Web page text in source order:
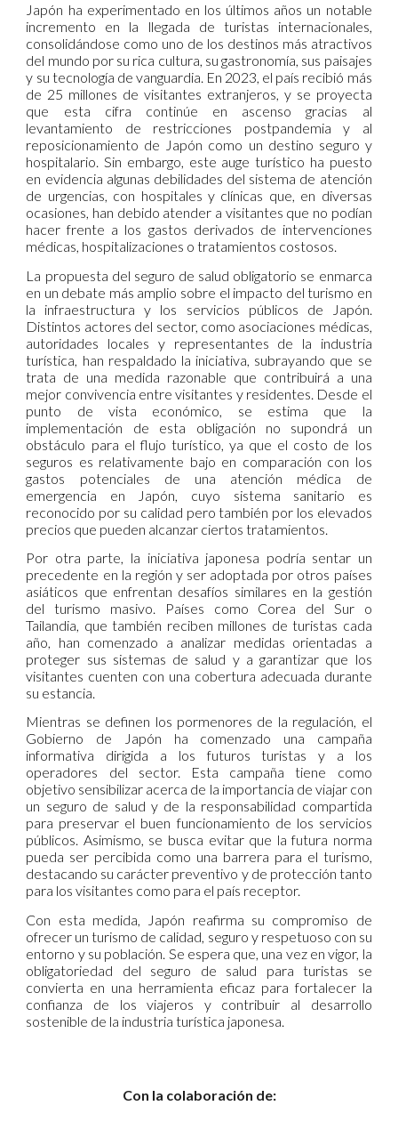
Japón ha experimentado en los últimos años un notable
incremento en la llegada de turistas internacionales,
consolidándose como uno de los destinos más atractivos
del mundo por su rica cultura, su gastronomía, sus paisajes
y su tecnología de vanguardia. En 2023, el país recibió más
de 25 millones de visitantes extranjeros, y se proyecta
que esta cifra continúe en ascenso gracias al
levantamiento de restricciones postpandemia y al
reposicionamiento de Japón como un destino seguro y
hospitalario. Sin embargo, este auge turístico ha puesto
en evidencia algunas debilidades del sistema de atención
de urgencias, con hospitales y clínicas que, en diversas
ocasiones, han debido atender a visitantes que no podían
hacer frente a los gastos derivados de intervenciones
médicas, hospitalizaciones o tratamientos costosos.
La propuesta del seguro de salud obligatorio se enmarca
en un debate más amplio sobre el impacto del turismo en
la infraestructura y los servicios públicos de Japón.
Distintos actores del sector, como asociaciones médicas,
autoridades locales y representantes de la industria
turística, han respaldado la iniciativa, subrayando que se
trata de una medida razonable que contribuirá a una
mejor convivencia entre visitantes y residentes. Desde el
punto de vista económico, se estima que la
implementación de esta obligación no supondrá un
obstáculo para el flujo turístico, ya que el costo de los
seguros es relativamente bajo en comparación con los
gastos potenciales de una atención médica de
emergencia en Japón, cuyo sistema sanitario es
reconocido por su calidad pero también por los elevados
precios que pueden alcanzar ciertos tratamientos.
Por otra parte, la iniciativa japonesa podría sentar un
precedente en la región y ser adoptada por otros países
asiáticos que enfrentan desafíos similares en la gestión
del turismo masivo. Países como Corea del Sur o
Tailandia, que también reciben millones de turistas cada
año, han comenzado a analizar medidas orientadas a
proteger sus sistemas de salud y a garantizar que los
visitantes cuenten con una cobertura adecuada durante
su estancia.
Mientras se definen los pormenores de la regulación, el
Gobierno de Japón ha comenzado una campaña
informativa dirigida a los futuros turistas y a los
operadores del sector. Esta campaña tiene como
objetivo sensibilizar acerca de la importancia de viajar con
un seguro de salud y de la responsabilidad compartida
para preservar el buen funcionamiento de los servicios
públicos. Asimismo, se busca evitar que la futura norma
pueda ser percibida como una barrera para el turismo,
destacando su carácter preventivo y de protección tanto
para los visitantes como para el país receptor.
Con esta medida, Japón reafirma su compromiso de
ofrecer un turismo de calidad, seguro y respetuoso con su
entorno y su población. Se espera que, una vez en vigor, la
obligatoriedad del seguro de salud para turistas se
convierta en una herramienta eficaz para fortalecer la
confianza de los viajeros y contribuir al desarrollo
sostenible de la industria turística japonesa.
Con la colaboración de: